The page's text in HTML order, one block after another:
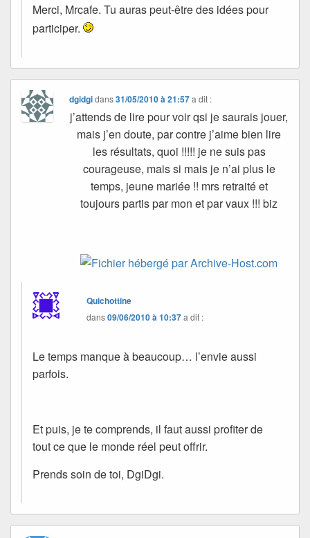
Merci, Mrcafe. Tu auras peut-être des idées pour
participer.
dgidgidans31/05/2010 à 21:57 a dit :
j’attends de lire pour voir qsi je saurais jouer,
mais j’en doute, par contre j’aime bien lire
les résultats, quoi !!!!! je ne suis pas
courageuse, mais si mais je n’ai plus le
temps, jeune mariée !! mrs retraité et
toujours partis par mon et par vaux !!! biz
Quichottine
dans09/06/2010 à 10:37a dit :
Le temps manque à beaucoup… l’envie aussi
parfois.
Et puis, je te comprends, il faut aussi profiter de
tout ce que le monde réel peut offrir.
Prends soin de toi, DgiDgi.